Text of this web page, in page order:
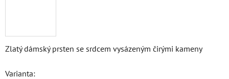
Zlatý dámský prsten se srdcem vysázeným čirými kameny
Varianta: